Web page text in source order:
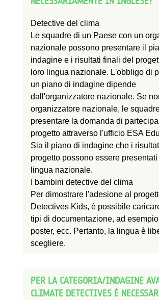
Detective del clima
Le squadre di un Paese con un
nazionale possono presentare il
indagine e i risultati finali del
loro lingua nazionale. L'obbligo di
un piano di indagine dipende
dall'organizzatore nazionale. Se
organizzatore nazionale, le
presentare la domanda di
progetto attraverso l'ufficio ESA
Sia il piano di indagine che i
progetto possono essere
lingua nazionale.
I bambini detective del clima
Per dimostrare l'adesione al
Detectives Kids, è possibile
tipi di documentazione, ad
poster, ecc. Pertanto, la lingua è
scegliere.
PER LA CATEGORIA/INDAGINE
CLIMATE DETECTIVES È